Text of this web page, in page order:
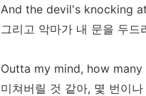
And the devil's knocking
그리고 악마가 내 문을 두드
Outta my mind, how many
미쳐버릴 것 같아, 몇 번이